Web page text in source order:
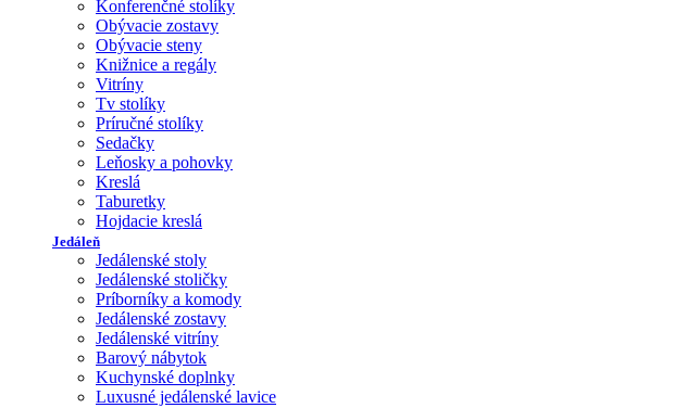
Konferenčné stolíky
Obývacie zostavy
Obývacie steny
Knižnice a regály
Vitríny
Tv stolíky
Príručné stolíky
Sedačky
Leňosky a pohovky
Kreslá
Taburetky
Hojdacie kreslá
Jedáleň
Jedálenské stoly
Jedálenské stoličky
Príborníky a komody
Jedálenské zostavy
Jedálenské vitríny
Barový nábytok
Kuchynské doplnky
Luxusné jedálenské lavice